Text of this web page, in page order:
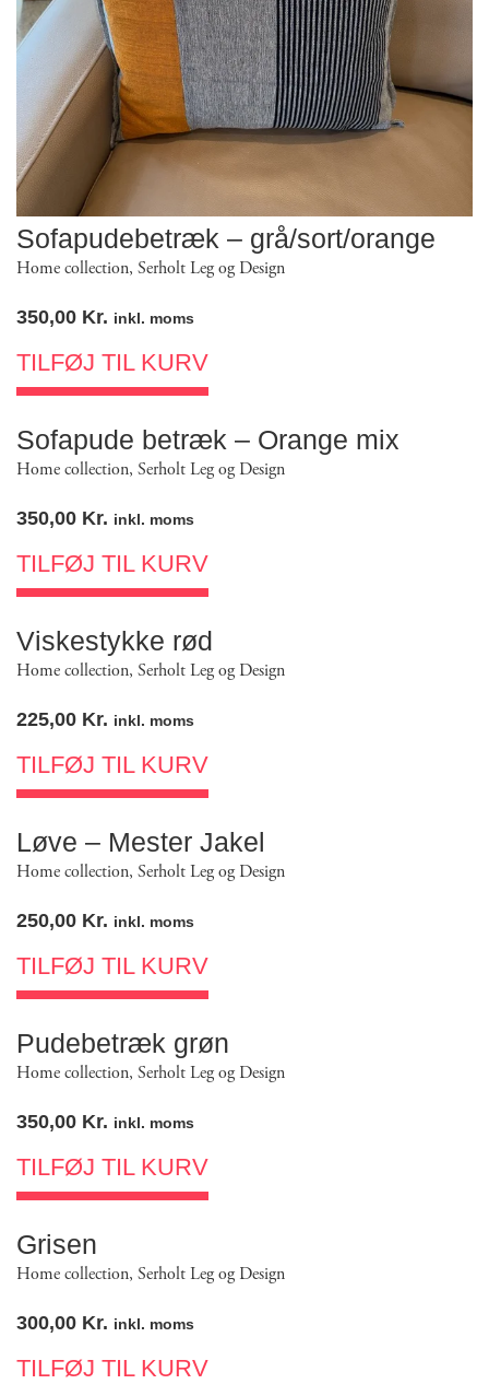
Sofapudebetræk – grå/sort/orange
Home collection, Serholt Leg og Design
350,00 Kr. inkl. moms
TILFØJ TIL KURV
Sofapude betræk – Orange mix
Home collection, Serholt Leg og Design
350,00 Kr. inkl. moms
TILFØJ TIL KURV
Viskestykke rød
Home collection, Serholt Leg og Design
225,00 Kr. inkl. moms
TILFØJ TIL KURV
Løve – Mester Jakel
Home collection, Serholt Leg og Design
250,00 Kr. inkl. moms
TILFØJ TIL KURV
Pudebetræk grøn
Home collection, Serholt Leg og Design
350,00 Kr. inkl. moms
TILFØJ TIL KURV
Grisen
Home collection, Serholt Leg og Design
300,00 Kr. inkl. moms
TILFØJ TIL KURV